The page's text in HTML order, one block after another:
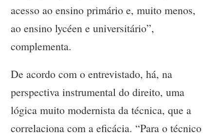
acesso ao ensino primário e, muito menos,
ao ensino lycéen e universitário”,
complementa.
De acordo com o entrevistado, há, na
perspectiva instrumental do direito, uma
lógica muito modernista da técnica, que a
correlaciona com a eficácia. “Para o técnico